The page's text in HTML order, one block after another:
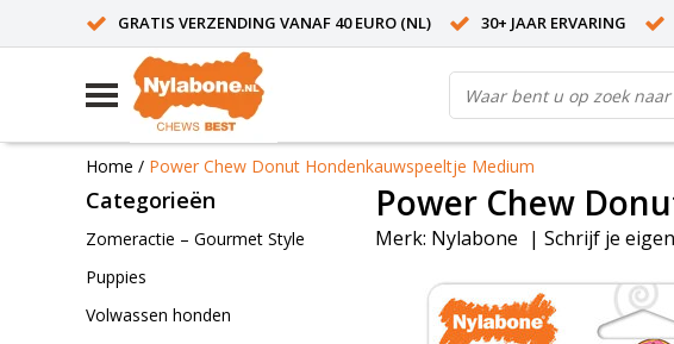
GRATIS VERZENDING VANAF 40 EURO (NL) 30+ JAAR ERVARING
Home / Power Chew Donut Hondenkauwspeeltje Medium
Categorieën
Zomeractie – Gourmet Style
Puppies
Volwassen honden
Power Chew
Merk: Nylabone | Schrijf je